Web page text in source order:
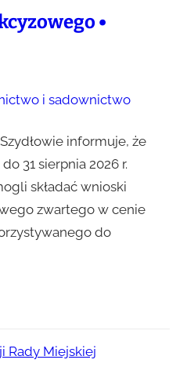
•
i sadownictwo
informuje, że
31 sierpnia 2026 r.
składać wnioski
zwartego w cenie
do